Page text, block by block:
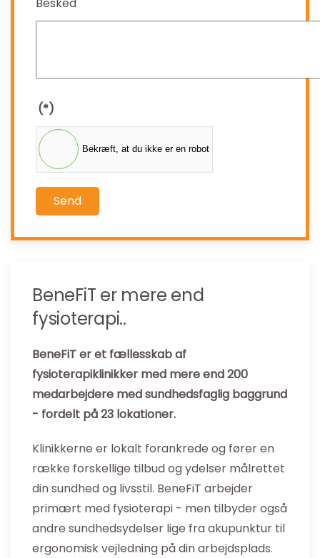
(*)
Bekræft, at du ikke er en robot
Send
BeneFiT er mere end
fysioterapi..
BeneFiT er et fællesskab af
fysioterapiklinikker med mere end 200
medarbejdere med sundhedsfaglig baggrund
- fordelt på 23 lokationer.
Klinikkerne er lokalt forankrede og fører en
række forskellige tilbud og ydelser målrettet
din sundhed og livsstil. BeneFiT arbejder
primært med fysioterapi - men tilbyder også
andre sundhedsydelser lige fra akupunktur til
ergonomisk vejledning på din arbejdsplads.